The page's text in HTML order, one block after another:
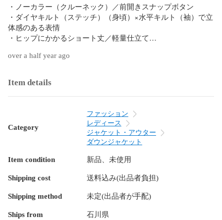
・ノーカラー（クルーネック）／前開きスナップボタン
・ダイヤキルト（ステッチ）（身頃）×水平キルト（袖）で立
体感のある表情
・ヒップにかかるショート丈／軽量仕立て
素材
表地・裏地：ナイロン100％
地）
秋～真冬～春先までロングシーズン活躍
ノーカラーでマフラーやフーディーとの重ね着がしやすい
ご注意いただきたい事
モニター環境により色味が異なる場合があります。
ダウンの特性上、着用・保管時に片寄りが生じた場合は軽く
over a half year ago
Item details
Category
ファッション
レディース
ジャケット・アウター
ダウンジャケット
Item condition 新品、未使用
Shipping cost 送料込み(出品者負担)
Shipping method 未定(出品者が手配)
Ships from 石川県